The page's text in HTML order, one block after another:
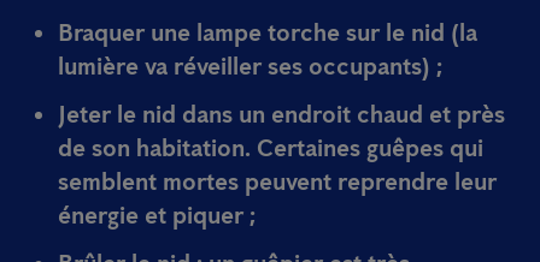
Braquer une lampe torche sur le nid (la
lumière va réveiller ses occupants) ;
Jeter le nid dans un endroit chaud et près
de son habitation. Certaines guêpes qui
semblent mortes peuvent reprendre leur
énergie et piquer ;